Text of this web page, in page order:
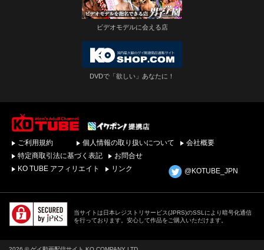
ビデオモデルに会える店
DVDで「欲しい」あなたに！
単ダウンロード！ゲイ
動画配信サイトKO
TUBEトップページへ
ご利用規約 個人情報の取り扱いについて
会社概要
特定商取引法に基づく表記
お問合せ
KO TUBE アフィリエイト
リンク @KOTUBE_JPN
当サイトは日本レジストリサービス(JPRS)のSSLにより暗号化通信
を行っております。安心して作品をご購入いただけます。